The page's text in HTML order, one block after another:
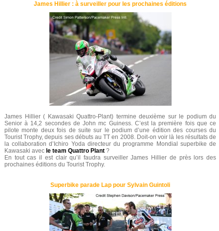
James Hillier : à surveiller pour les prochaines éditions
James Hillier ( Kawasaki Quattro-Plant) termine deuxième sur le podium du
Senior à 14,2 secondes de John mc Guiness. C’est la première fois que ce
pilote monte deux fois de suite sur le podium d’une édition des courses du
Tourist Trophy, depuis ses débuts au TT en 2008. Doit-on voir là les résultats de
la collaboration d’Ichiro Yoda directeur du programme Mondial superbike de
Kawasaki avec le team Quattro Plant ?
En tout cas il est clair qu’il faudra surveiller James Hillier de près lors des
prochaines éditions du Tourist Trophy.
Superbike parade Lap pour Sylvain Guintoli